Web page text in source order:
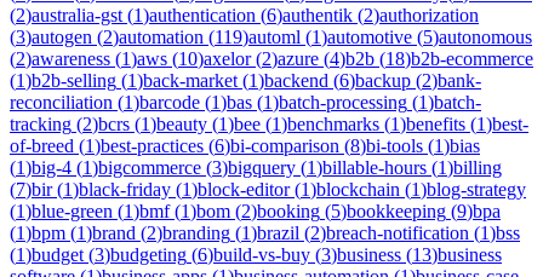
(2)australia-gst (1)authentication (6)authentik (2)authorization
(3)autogen (2)automation (119)automl (1)automotive (5)autonomous
(2)awareness (1)aws (10)axelor(2)azure (4)b2b (18)b2b-ecommerce
(1)b2b-selling (1)back-market (1)backend (6)backup (2)bank-
reconciliation (1)barcode (1)bas (1)batch-processing (1)batch-
tracking (2)bcrs (1)beauty (1)bee (1)benchmarks (1)benefits (1)best-
of-breed (1)best-practices (6)bi-comparison (8)bi-tools (1)bias
(1)big-4 (1)bigcommerce (3)bigquery (1)billable-hours (1)billing
(7)bir(1)black-friday (1)block-editor(1)blockchain (1)blog-strategy
(1)blue-green (1)bmf(1)bom (2)booking (5)bookkeeping (9)bpa
(1)bpm (1)brand (2)branding (1)brazil (2)breach-notification (1)bss
(1)budget (3)budgeting (6)build-vs-buy (3)business (13)business